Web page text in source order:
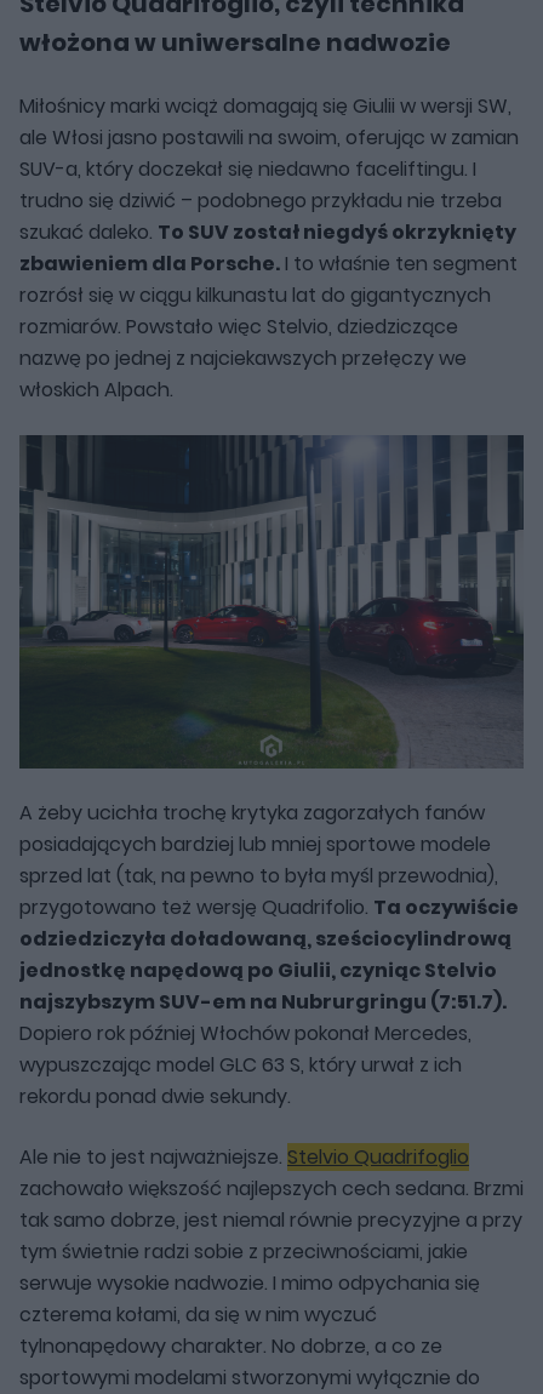
włożona w uniwersalne nadwozie
Miłośnicy marki wciąż domagają się Giulii w wersji SW,
ale Włosi jasno postawili na swoim, oferując w zamian
SUV-a, który doczekał się niedawno faceliftingu. I
trudno się dziwić – podobnego przykładu nie trzeba
szukać daleko. To SUV został niegdyś okrzyknięty
zbawieniem dla Porsche. I to właśnie ten segment
rozrósł się w ciągu kilkunastu lat do gigantycznych
rozmiarów. Powstało więc Stelvio, dziedziczące
nazwę po jednej z najciekawszych przełęczy we
włoskich Alpach.
A żeby ucichła trochę krytyka zagorzałych fanów
posiadających bardziej lub mniej sportowe modele
sprzed lat (tak, na pewno to była myśl przewodnia),
przygotowano też wersję Quadrifolio. Ta oczywiście
odziedziczyła doładowaną, sześciocylindrową
jednostkę napędową po Giulii, czyniąc Stelvio
najszybszym SUV-em na Nubrurgringu (7:51.7).
Dopiero rok później Włochów pokonał Mercedes,
wypuszczając model GLC 63 S, który urwał z ich
rekordu ponad dwie sekundy.
Ale nie to jest najważniejsze. Stelvio Quadrifoglio
zachowało większość najlepszych cech sedana. Brzmi
tak samo dobrze, jest niemal równie precyzyjne a przy
tym świetnie radzi sobie z przeciwnościami, jakie
serwuje wysokie nadwozie. I mimo odpychania się
czterema kołami, da się w nim wyczuć
tylnonapędowy charakter. No dobrze, a co ze
sportowymi modelami stworzonymi wyłącznie do